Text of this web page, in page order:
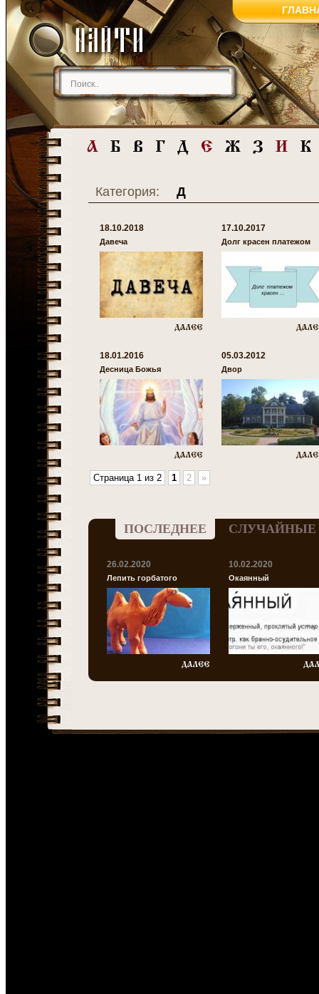
Категория: Д
18.10.2018
Давеча
17.10.2017
Долг красен платежом
18.01.2016
Десница Божья
05.03.2012
Двор
Страница 1 из 2 1 2 »
ПОСЛЕДНЕЕ СЛУЧАЙНЫЕ
26.02.2020
Лепить горбатого
10.02.2020
Окаянный